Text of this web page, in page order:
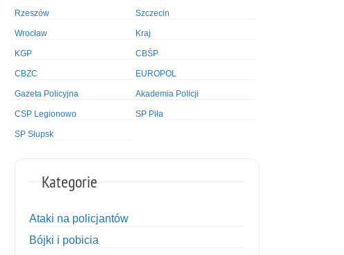
Rzeszów Szczecin
Wrocław Kraj
KGP CBŚP
CBZC EUROPOL
Gazeta Policyjna Akademia Policji
CSP Legionowo SP Piła
SP Słupsk
Kategorie
Ataki na policjantów
Bójki i pobicia